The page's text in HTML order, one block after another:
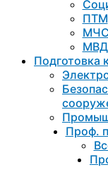
ПТМ
МЧС
МВД
Подготовка
Проф.